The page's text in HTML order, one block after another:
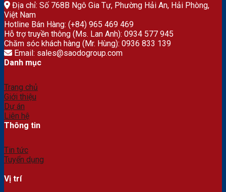
Địa chỉ: Số 768B Ngô Gia Tự, Phường Hải An, Hải Phòng,
Việt Nam
Hotline Bán Hàng: (+84) 965 469 469
Hỗ trợ truyền thông (Ms. Lan Anh): 0934 577 945
Chăm sóc khách hàng (Mr. Hùng): 0936 833 139
Email: sales@saodogroup.com
Danh mục
Trang chủ
Giới thiệu
Dự án
Liên hệ
Thông tin
Tin tức
Tuyển dụng
Vị trí